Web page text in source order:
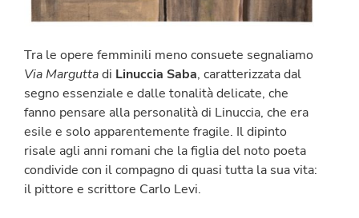
Tra le opere femminili meno consuete segnaliamo
Via Marguttadi Linuccia Saba, caratterizzata dal
segno essenziale e dalle tonalità delicate, che
fanno pensare alla personalità di Linuccia, che era
esile e solo apparentemente fragile. Il dipinto
risale agli anni romani che la figlia del noto poeta
condivide con il compagno di quasi tutta la sua vita:
il pittore e scrittore Carlo Levi.